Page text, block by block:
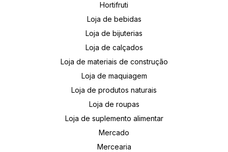
Hortifruti
Loja de bebidas
Loja de bijuterias
Loja de calçados
Loja de materiais de construção
Loja de maquiagem
Loja de produtos naturais
Loja de roupas
Loja de suplemento alimentar
Mercado
Mercearia